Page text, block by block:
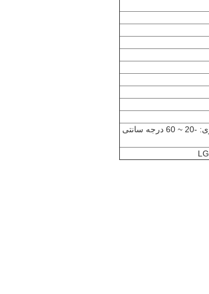
دمای عملیاتی: 0 ~ 50 درجه سانتیگراددمای نگهداری: -20 ~ 60 درجه سانتی